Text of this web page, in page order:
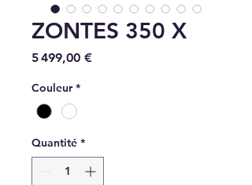
ZONTES 350 X
5 499,00 €Prix
Couleur *
Quantité *